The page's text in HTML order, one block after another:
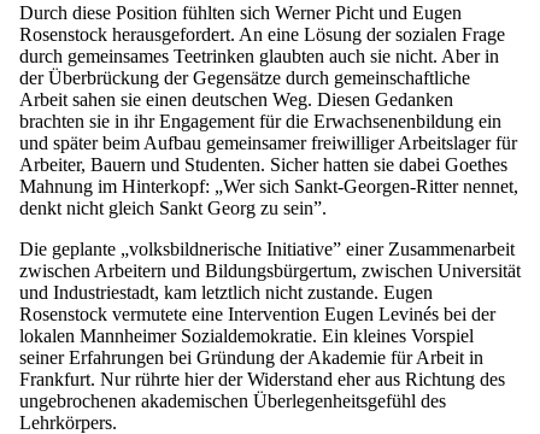
Durch diese Position fühlten sich Werner Picht und Eugen
Rosenstock herausgefordert. An eine Lösung der sozialen Frage
durch gemeinsames Teetrinken glaubten auch sie nicht. Aber in
der Überbrückung der Gegensätze durch gemeinschaftliche
Arbeit sahen sie einen deutschen Weg. Diesen Gedanken
brachten sie in ihr Engagement für die Erwachsenenbildung ein
und später beim Aufbau gemeinsamer freiwilliger Arbeitslager für
Arbeiter, Bauern und Studenten. Sicher hatten sie dabei Goethes
Mahnung im Hinterkopf: „Wer sich Sankt-Georgen-Ritter nennet,
denkt nicht gleich Sankt Georg zu sein”.
Die geplante „volksbildnerische Initiative” einer Zusammenarbeit
zwischen Arbeitern und Bildungsbürgertum, zwischen Universität
und Industriestadt, kam letztlich nicht zustande. Eugen
Rosenstock vermutete eine Intervention Eugen Levinés bei der
lokalen Mannheimer Sozialdemokratie. Ein kleines Vorspiel
seiner Erfahrungen bei Gründung der Akademie für Arbeit in
Frankfurt. Nur rührte hier der Widerstand eher aus Richtung des
ungebrochenen akademischen Überlegenheitsgefühl des
Lehrkörpers.